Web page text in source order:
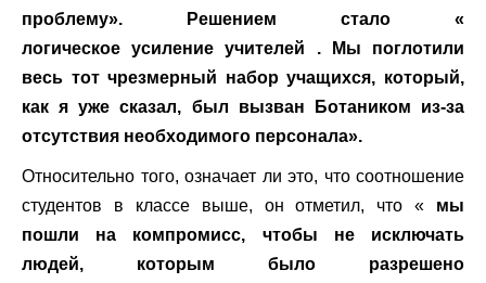
проблему». Решением стало «
логическоеусиление учителей . Мы поглотили
весь тот чрезмерный набор учащихся, который,
как я уже сказал, был вызван Ботаником из-за
отсутствия необходимого персонала».
Относительно того, означает ли это, что соотношение
студентов в классе выше, он отметил, что « мы
пошли на компромисс, чтобы не исключать
людей, которым было разрешено